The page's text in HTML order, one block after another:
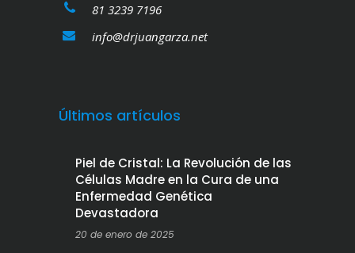
81 3239 7196
info@drjuangarza.net
Últimos artículos
Piel de Cristal: La Revolución de las
Células Madre en la Cura de una
Enfermedad Genética
Devastadora
20 de enero de 2025